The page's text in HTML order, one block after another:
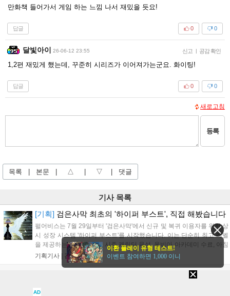
만화책 들어가서 게임 하는 느낌 나서 재밌을 듯요!
답글 0
0
달빛아이 26-06-12 23:55 신고 | 공감 확인
1,2편 재밌게 했는데, 꾸준히 시리즈가 이어져가는군요. 화이팅!
답글 0
0
새로고침
등록
목록 본문 △ ▽ 댓글
기사 목록
[기획] 검은사막 최초의 '하이퍼 부스트', 직접 해봤습니다
펄어비스는 7월 29일부터 '검은사막'에서 신규 및 복귀 이용자를 위한 상
시 성장 시스템 '하이퍼 부스트'를 시작했습니다. 이는 단순히 최고 레벨
을 제공하는 것이 아니라, 시즌 캐릭터 육성, 올비아 아카데미 수료, 아침
의 나라 설화 진행 등 4단계 과정을 통해 게임에 적응하며 공방합 750을
목표로 성장하는 구조입니다. 이용자는 과제를 완수하며 동(V) 투발라
장비와 검은별 무기, 카라자드 장신구 등을 획득해 주요 콘텐츠에 진입
기획기사 | 김규만|12:00
1호 인디전문 퍼블리셔, '레드브릭하우스'
AD
이환 플레이 유형 테스트!
이벤트 참여하면 1,000 이니